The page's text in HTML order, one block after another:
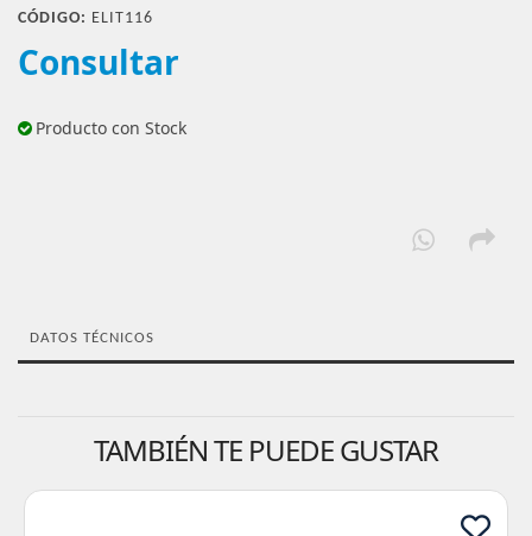
CÓDIGO: ELIT116
Consultar
Producto con Stock
DATOS TÉCNICOS
TAMBIÉN TE PUEDE GUSTAR